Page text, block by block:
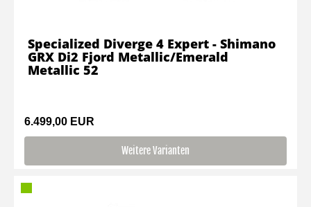
6.499,00 EUR
Weitere Varianten
Specialized Diverge 4 Expert - Shimano
GRX Di2 Fjord Metallic/Emerald
Metallic 52